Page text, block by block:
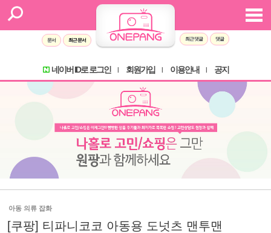
문서 최근 문서 최근 댓글 댓글
네이버 ID로 로그인 회원가입 이용안내 공지
아동 의류 잡화
[쿠팡] 티파니코코 아동용 도넛츠 맨투맨